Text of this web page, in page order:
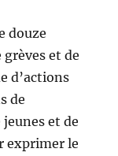
douze
et de
d’actions
de
et de
exprimer le